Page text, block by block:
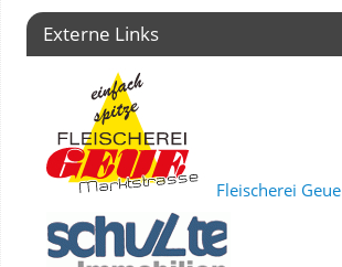
Externe Links
Fleischerei Geue